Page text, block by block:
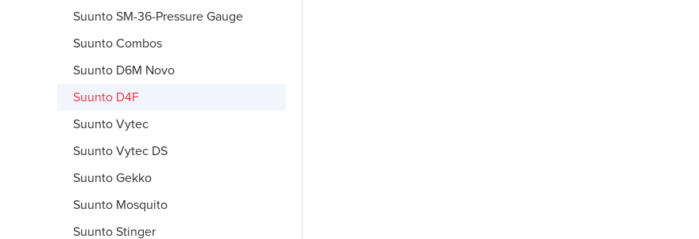
Suunto SM-36-Pressure Gauge
Suunto Combos
Suunto D6M Novo
Suunto D4F
Suunto Vytec
Suunto Vytec DS
Suunto Gekko
Suunto Mosquito
Suunto Stinger